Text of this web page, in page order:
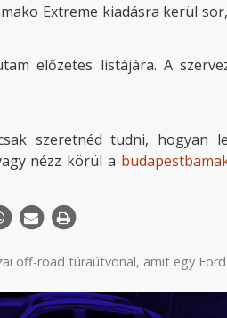
Extreme kiadásra kerül
előzetes listájára. A
szeretnéd tudni, hogyan
nézz körül a
off-road túraútvonal, amit egy